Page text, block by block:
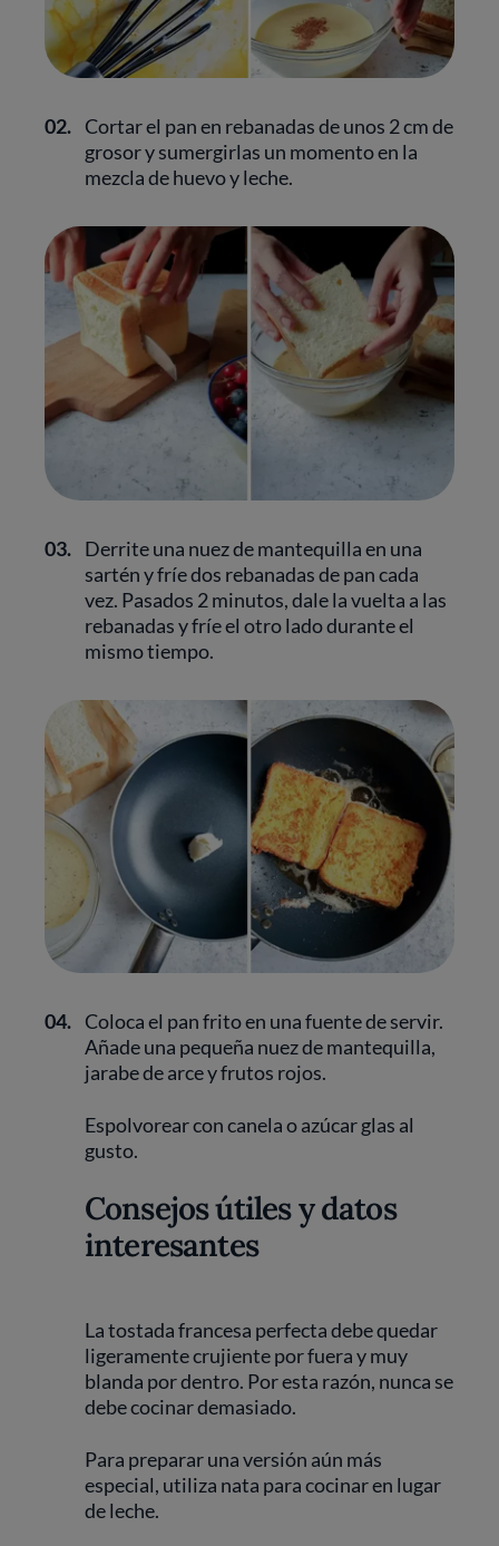
02. Cortar el pan en rebanadas de unos 2 cm de
grosor y sumergirlas un momento en la
mezcla de huevo y leche.
03. Derrite una nuez de mantequilla en una
sartén y fríe dos rebanadas de pan cada
vez. Pasados 2 minutos, dale la vuelta a las
rebanadas y fríe el otro lado durante el
mismo tiempo.
04. Coloca el pan frito en una fuente de servir.
Añade una pequeña nuez de mantequilla,
jarabe de arce y frutos rojos.
Espolvorear con canela o azúcar glas al
gusto.
Consejos útiles y datos
interesantes
La tostada francesa perfecta debe quedar
ligeramente crujiente por fuera y muy
blanda por dentro. Por esta razón, nunca se
debe cocinar demasiado.
Para preparar una versión aún más
especial, utiliza nata para cocinar en lugar
de leche.